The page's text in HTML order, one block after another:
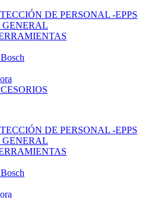
DE PERSONAL -EPPS
GENERAL
DE PERSONAL -EPPS
GENERAL